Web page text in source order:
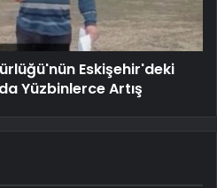
Eskişehir'deki
Yüzbinlerce Artış